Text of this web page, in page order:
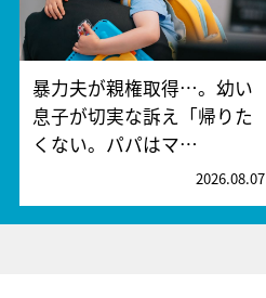
暴力夫が親権取得…。幼い
息子が切実な訴え「帰りた
くない。パパはマ…
2026.08.07